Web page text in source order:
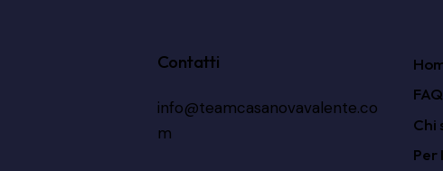
Contatti
info@teamcasanovavalente.co
m
FAQ
Chi
Per